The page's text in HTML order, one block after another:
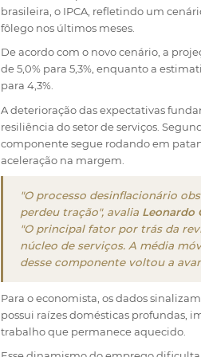
brasileira, o IPCA, refletindo um
fôlego nos últimos meses.
De acordo com o novo cenário, a
de 5,0% para 5,3%, enquanto a
para 4,3%.
A deterioração das expectativas
resiliência do setor de serviços.
componente segue rodando em
aceleração na margem.
"O processo desinflacionário
perdeu tração", avalia Leonardo
"O principal fator por trás da
núcleo de serviços. A média
desse componente voltou a
Para o economista, os dados
possui raízes domésticas profundas,
trabalho que permanece aquecido.